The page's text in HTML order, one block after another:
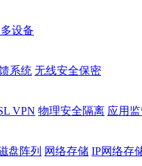
设备
系统 无线安全保密
VPN 物理安全隔离 应用
盘阵列 网络存储 IP网络存